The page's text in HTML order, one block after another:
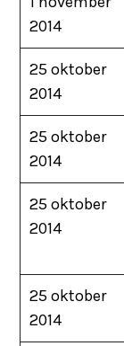
2014
25 oktober
2014
25 oktober
2014
25 oktober
2014
25 oktober
2014